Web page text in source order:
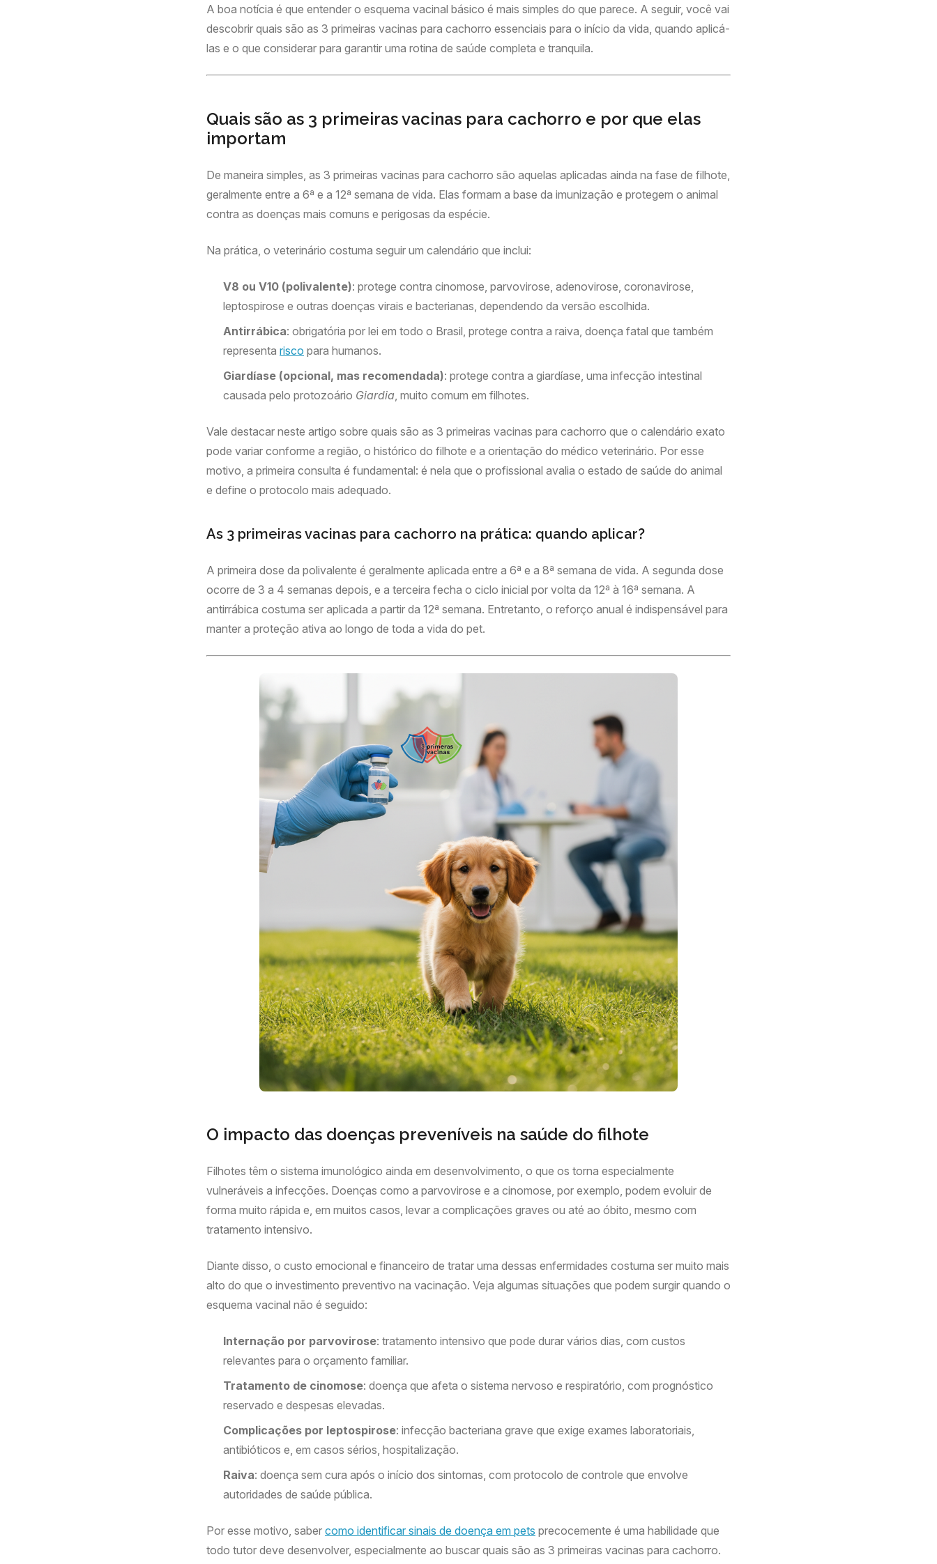
A boa notícia é que entender o esquema vacinal básico é mais simples do que parece. A seguir, você vai
descobrir quais são as 3 primeiras vacinas para cachorro essenciais para o início da vida, quando aplicá-
las e o que considerar para garantir uma rotina de saúde completa e tranquila.
Quais são as 3 primeiras vacinas para cachorro e por que elas
importam
De maneira simples, as 3 primeiras vacinas para cachorro são aquelas aplicadas ainda na fase de filhote,
geralmente entre a 6ª e a 12ª semana de vida. Elas formam a base da imunização e protegem o animal
contra as doenças mais comuns e perigosas da espécie.
Na prática, o veterinário costuma seguir um calendário que inclui:
V8 ou V10 (polivalente): protege contra cinomose, parvovirose, adenovirose, coronavirose,
leptospirose e outras doenças virais e bacterianas, dependendo da versão escolhida.
Antirrábica: obrigatória por lei em todo o Brasil, protege contra a raiva, doença fatal que também
representa risco para humanos.
Giardíase (opcional, mas recomendada): protege contra a giardíase, uma infecção intestinal
causada pelo protozoário Giardia, muito comum em filhotes.
Vale destacar neste artigo sobre quais são as 3 primeiras vacinas para cachorro que o calendário exato
pode variar conforme a região, o histórico do filhote e a orientação do médico veterinário. Por esse
motivo, a primeira consulta é fundamental: é nela que o profissional avalia o estado de saúde do animal
e define o protocolo mais adequado.
As 3 primeiras vacinas para cachorro na prática: quando aplicar?
A primeira dose da polivalente é geralmente aplicada entre a 6ª e a 8ª semana de vida. A segunda dose
ocorre de 3 a 4 semanas depois, e a terceira fecha o ciclo inicial por volta da 12ª à 16ª semana. A
antirrábica costuma ser aplicada a partir da 12ª semana. Entretanto, o reforço anual é indispensável para
manter a proteção ativa ao longo de toda a vida do pet.
O impacto das doenças preveníveis na saúde do filhote
Filhotes têm o sistema imunológico ainda em desenvolvimento, o que os torna especialmente
vulneráveis a infecções. Doenças como a parvovirose e a cinomose, por exemplo, podem evoluir de
forma muito rápida e, em muitos casos, levar a complicações graves ou até ao óbito, mesmo com
tratamento intensivo.
Diante disso, o custo emocional e financeiro de tratar uma dessas enfermidades costuma ser muito mais
alto do que o investimento preventivo na vacinação. Veja algumas situações que podem surgir quando o
esquema vacinal não é seguido:
Internação por parvovirose: tratamento intensivo que pode durar vários dias, com custos
relevantes para o orçamento familiar.
Tratamento de cinomose: doença que afeta o sistema nervoso e respiratório, com prognóstico
reservado e despesas elevadas.
Complicações por leptospirose: infecção bacteriana grave que exige exames laboratoriais,
antibióticos e, em casos sérios, hospitalização.
Raiva: doença sem cura após o início dos sintomas, com protocolo de controle que envolve
autoridades de saúde pública.
Por esse motivo, saber como identificar sinais de doença em pets precocemente é uma habilidade que
todo tutor deve desenvolver, especialmente ao buscar quais são as 3 primeiras vacinas para cachorro.